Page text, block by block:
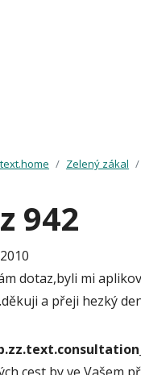
Zelený zákal
942
dotaz,byli mi
a přeji hezký